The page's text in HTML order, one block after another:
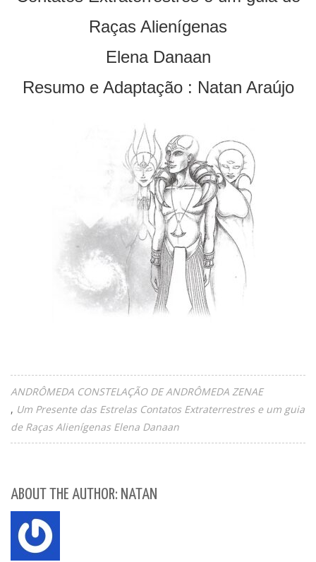
Raças Alienígenas
Elena Danaan
Resumo e Adaptação : Natan Araújo
ANDRÔMEDA CONSTELAÇÃO DE ANDRÔMEDA ZENAE
Um Presente das Estrelas Contatos Extraterrestres e um guia
de Raças Alienígenas Elena Danaan
ABOUT THE AUTHOR: NATAN